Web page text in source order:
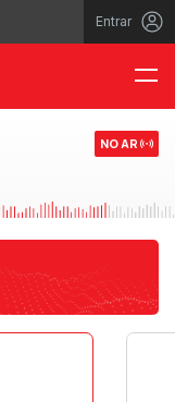
Entrar
NO AR